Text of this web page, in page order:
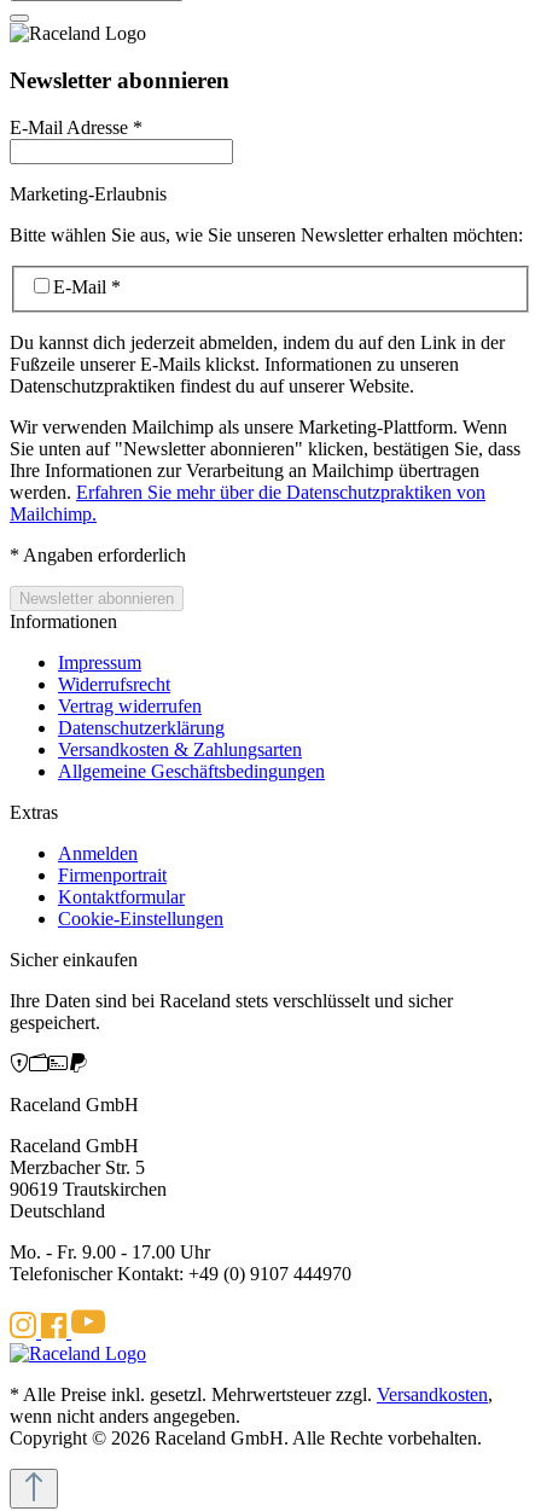
Newsletter abonnieren
E-Mail Adresse *
Marketing-Erlaubnis
Bitte wählen Sie aus, wie Sie unseren Newsletter erhalten möchten:
E-Mail *
Du kannst dich jederzeit abmelden, indem du auf den Link in der
Fußzeile unserer E-Mails klickst. Informationen zu unseren
Datenschutzpraktiken findest du auf unserer Website.
Wir verwenden Mailchimp als unsere Marketing-Plattform. Wenn
Sie unten auf "Newsletter abonnieren" klicken, bestätigen Sie, dass
Ihre Informationen zur Verarbeitung an Mailchimp übertragen
werden. Erfahren Sie mehr über die Datenschutzpraktiken von
Mailchimp.
* Angaben erforderlich
Informationen
Impressum
Widerrufsrecht
Vertrag widerrufen
Datenschutzerklärung
Versandkosten & Zahlungsarten
Allgemeine Geschäftsbedingungen
Extras
Anmelden
Firmenportrait
Kontaktformular
Cookie-Einstellungen
Sicher einkaufen
Ihre Daten sind bei Raceland stets verschlüsselt und sicher
gespeichert.
Raceland GmbH
Raceland GmbH
Merzbacher Str. 5
90619 Trautskirchen
Deutschland
Mo. - Fr. 9.00 - 17.00 Uhr
Telefonischer Kontakt: +49 (0) 9107 444970
* Alle Preise inkl. gesetzl. Mehrwertsteuer zzgl. Versandkosten,
wenn nicht anders angegeben.
Copyright © 2026 Raceland GmbH. Alle Rechte vorbehalten.